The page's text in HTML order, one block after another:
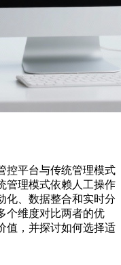
控平台与传统管理模式
管理模式依赖人工操作
化、数据整合和实时分
个维度对比两者的优
值，并探讨如何选择适